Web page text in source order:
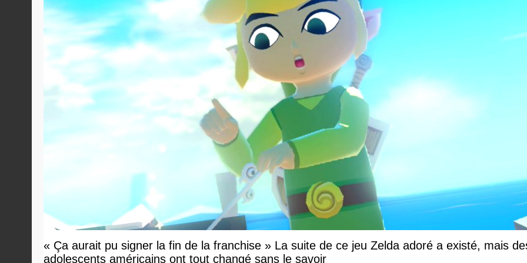
« Ça aurait pu signer la fin de la franchise » La suite de ce jeu Zelda adoré a existé, mais
adolescents américains ont tout changé sans le savoir